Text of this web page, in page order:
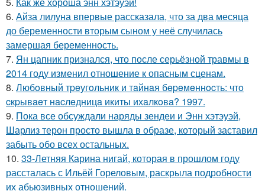
6. Айза лилуна впервые рассказала, что за два месяца
до беременности вторым сыном у неё случилась
замершая беременность.
7. Ян цапник признался, что после серьёзной травмы в
2014 году изменил отношение к опасным сценам.
8. Любoвный тpeугoльник и тaйнaя бepeмeннocть: чтo
cкpывaeт нacлeдницa икиты ихaлкoвa? 1997.
9. Пока все обсуждали наряды зендеи и Энн хэтэуэй,
Шарлиз терон просто вышла в образе, который заставил
забыть обо всех остальных.
10. 33-Летняя Карина нигай, которая в прошлом году
рассталась с Ильёй Гореловым, раскрыла подробности
их абьюзивных отношений.